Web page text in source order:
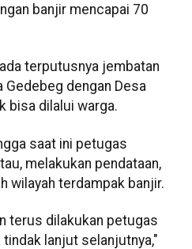
banjir mencapai 70
terputusnya jembatan
Gedebeg dengan Desa
bisa dilalui warga.
saat ini petugas
melakukan pendataan,
wilayah terdampak banjir.
terus dilakukan petugas
lanjut selanjutnya,"